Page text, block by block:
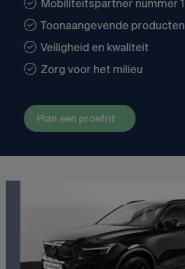
Mobiliteitspartner nummer 1
Toonaangevende producten
Veiligheid en kwaliteit
Zorg voor het milieu
Plan een proefrit